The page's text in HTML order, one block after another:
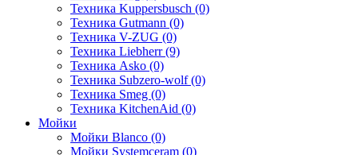
Техника Kuppersbusch (0)
Техника Gutmann (0)
Техника V-ZUG (0)
Техника Liebherr (9)
Техника Asko (0)
Техника Subzero-wolf (0)
Техника Smeg (0)
Техника KitchenAid (0)
Мойки
Мойки Blanco (0)
Мойки Systemceram (0)